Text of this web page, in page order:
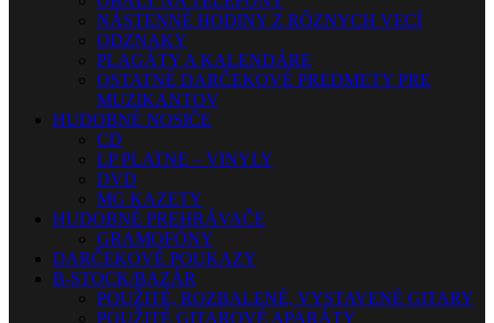
NÁSTENNÉ HODINY Z RÔZNYCH VECÍ
ODZNAKY
PLAGÁTY A KALENDÁRE
OSTATNÉ DARČEKOVÉ PREDMETY PRE
MUZIKANTOV
HUDOBNÉ NOSIČE
CD
LP PLATNE – VINYLY
DVD
MG KAZETY
HUDOBNÉ PREHRÁVAČE
GRAMOFÓNY
DARČEKOVÉ POUKAZY
B-STOCK/BAZÁR
POUŽITÉ, ROZBALENÉ, VYSTAVENÉ GITARY
POUŽITÉ GITAROVÉ APARÁTY